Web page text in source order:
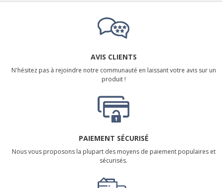
AVIS CLIENTS
N'hésitez pas à rejoindre notre communauté en laissant votre avis sur un
produit !
PAIEMENT SÉCURISÉ
Nous vous proposons la plupart des moyens de paiement populaires et
sécurisés.